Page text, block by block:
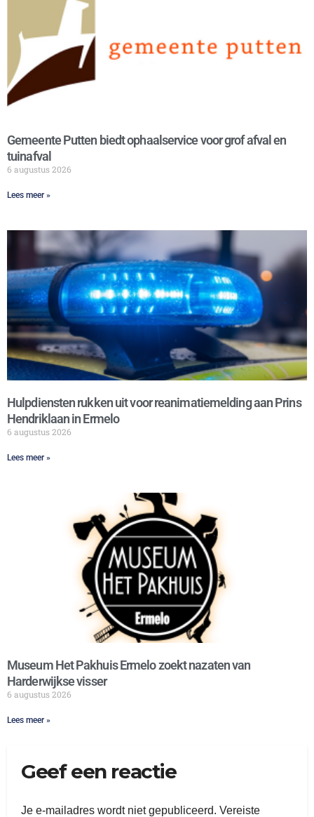
Gemeente Putten biedt ophaalservice voor grof afval en
tuinafval
6 augustus 2026
Lees meer »
Hulpdiensten rukken uit voor reanimatiemelding aan Prins
Hendriklaan in Ermelo
6 augustus 2026
Lees meer »
Museum Het Pakhuis Ermelo zoekt nazaten van
Harderwijkse visser
6 augustus 2026
Lees meer »
Geef een reactie
Je e-mailadres wordt niet gepubliceerd. Vereiste